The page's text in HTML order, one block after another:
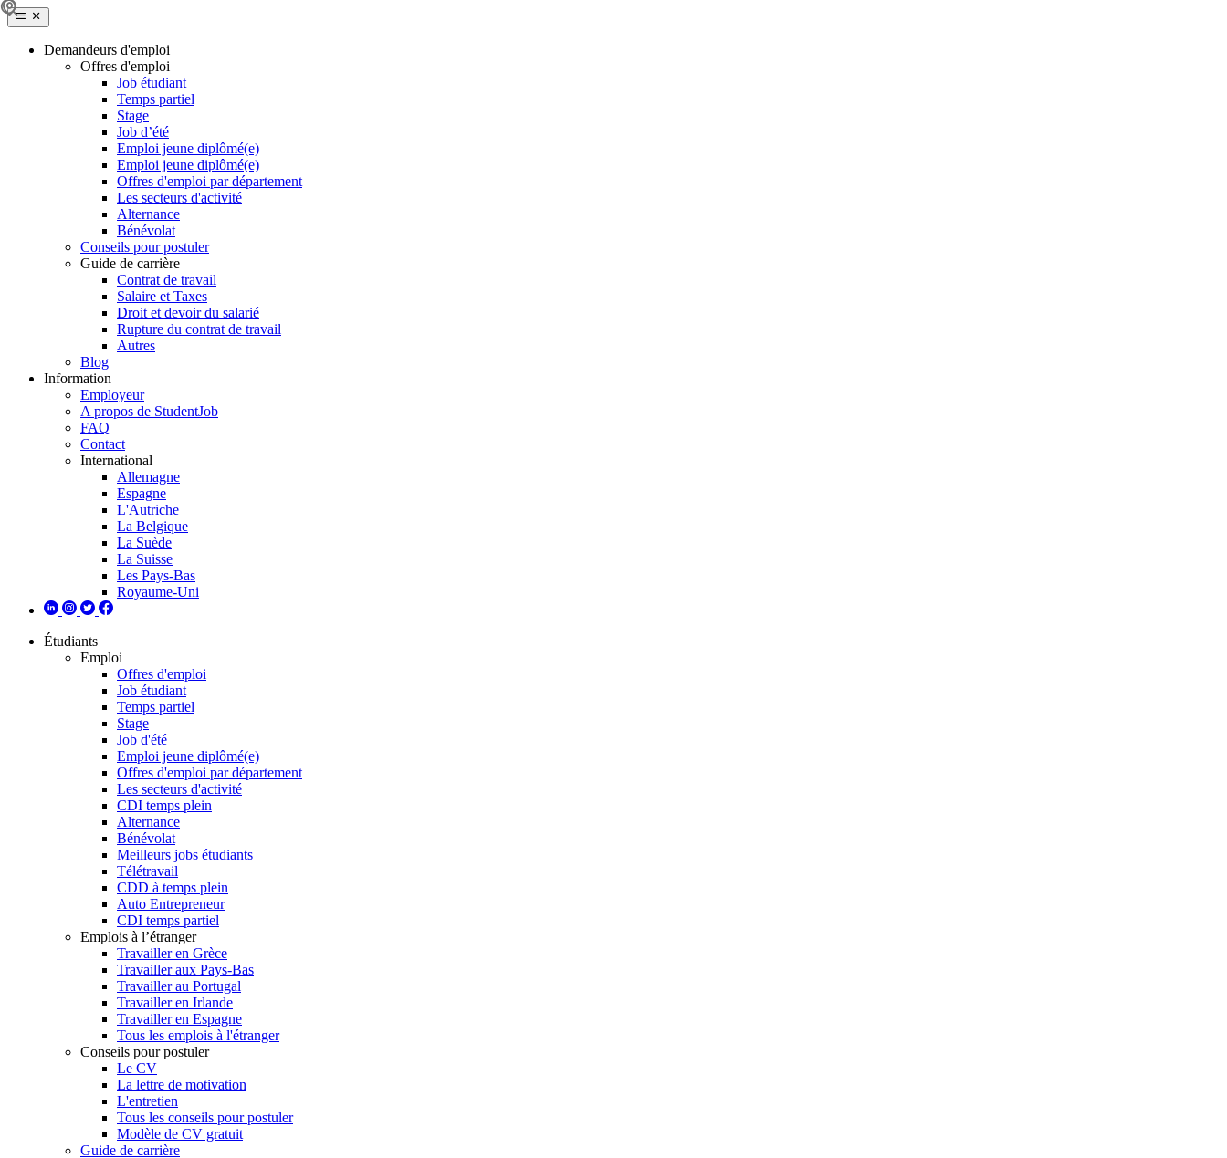
Demandeurs d'emploi
Offres d'emploi
Job étudiant
Temps partiel
Stage
Job d’été
Emploi jeune diplômé(e)
Emploi jeune diplômé(e)
Offres d'emploi par département
Les secteurs d'activité
Alternance
Bénévolat
Conseils pour postuler
Guide de carrière
Contrat de travail
Salaire et Taxes
Droit et devoir du salarié
Rupture du contrat de travail
Autres
Blog
Information
Employeur
A propos de StudentJob
FAQ
Contact
International
Allemagne
Espagne
L'Autriche
La Belgique
La Suède
La Suisse
Les Pays-Bas
Royaume-Uni
Étudiants
Emploi
Offres d'emploi
Job étudiant
Temps partiel
Stage
Job d'été
Emploi jeune diplômé(e)
Offres d'emploi par département
Les secteurs d'activité
CDI temps plein
Alternance
Bénévolat
Meilleurs jobs étudiants
Télétravail
CDD à temps plein
Auto Entrepreneur
CDI temps partiel
Emplois à l’étranger
Travailler en Grèce
Travailler aux Pays-Bas
Travailler au Portugal
Travailler en Irlande
Travailler en Espagne
Tous les emplois à l'étranger
Conseils pour postuler
Le CV
La lettre de motivation
L'entretien
Tous les conseils pour postuler
Modèle de CV gratuit
Guide de carrière